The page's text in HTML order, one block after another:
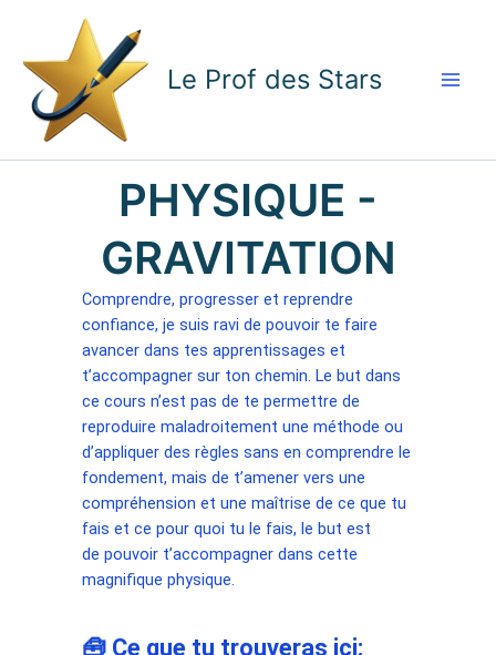
contenu
Le Prof des Stars
PHYSIQUE -
GRAVITATION
Comprendre, progresser et reprendre
confiance, je suis ravi de pouvoir te faire
avancer dans tes apprentissages et
t’accompagner sur ton chemin.Le but dans
ce cours n’est pas de te permettre de
reproduire maladroitement une méthode ou
d’appliquer des règles sans en comprendre le
fondement, mais de t’amener vers une
compréhension et une maîtrise de ce que tu
fais et ce pour quoi tu le fais, le but est
de pouvoir t’accompagner dans cette
magnifique physique.
🧰 Ce que tu trouveras ici: